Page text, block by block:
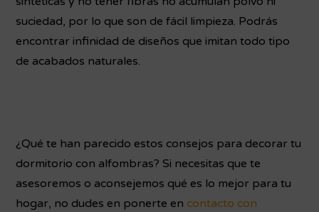
suciedad, por lo que son de fácil limpieza. Podrás
encontrar infinidad de diseños que imitan todo tipo
de acabados naturales.
¿Qué te han parecido estos consejos para decorar tu
dormitorio con alfombras? Si necesitas que te
asesoremos o aconsejemos qué es lo mejor para tu
hogar, no dudes en ponerte en contacto con